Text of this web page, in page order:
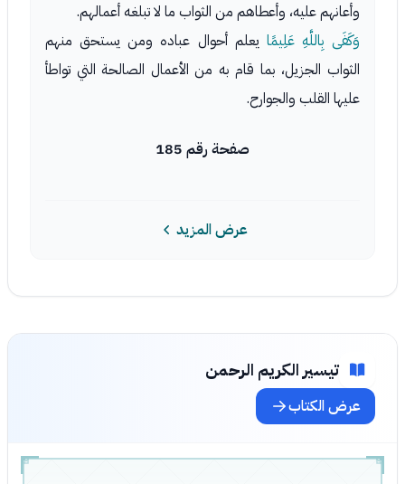
وأعانهم عليه، وأعطاهم من الثواب ما لا تبلغه أعمالهم.
وَكَفَى بِاللَّهِ عَلِيمًا يعلم أحوال عباده ومن يستحق منهم
الثواب الجزيل، بما قام به من الأعمال الصالحة التي تواطأ
عليها القلب والجوارح.
صفحة رقم 185
عرض المزيد
تيسير الكريم الرحمن
عرض الكتاب